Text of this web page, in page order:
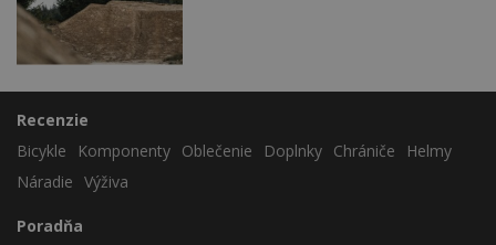
Recenzie
Bicykle
Komponenty Oblečenie Doplnky Chrániče
Helmy
Náradie Výživa
Poradňa